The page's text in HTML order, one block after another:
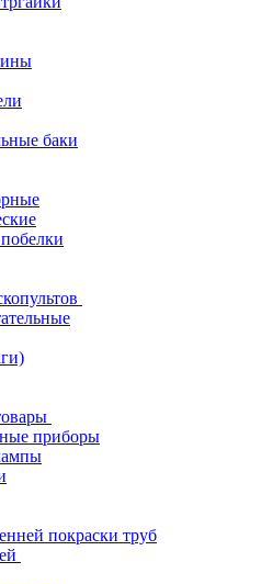
баки
приборы
покраски труб